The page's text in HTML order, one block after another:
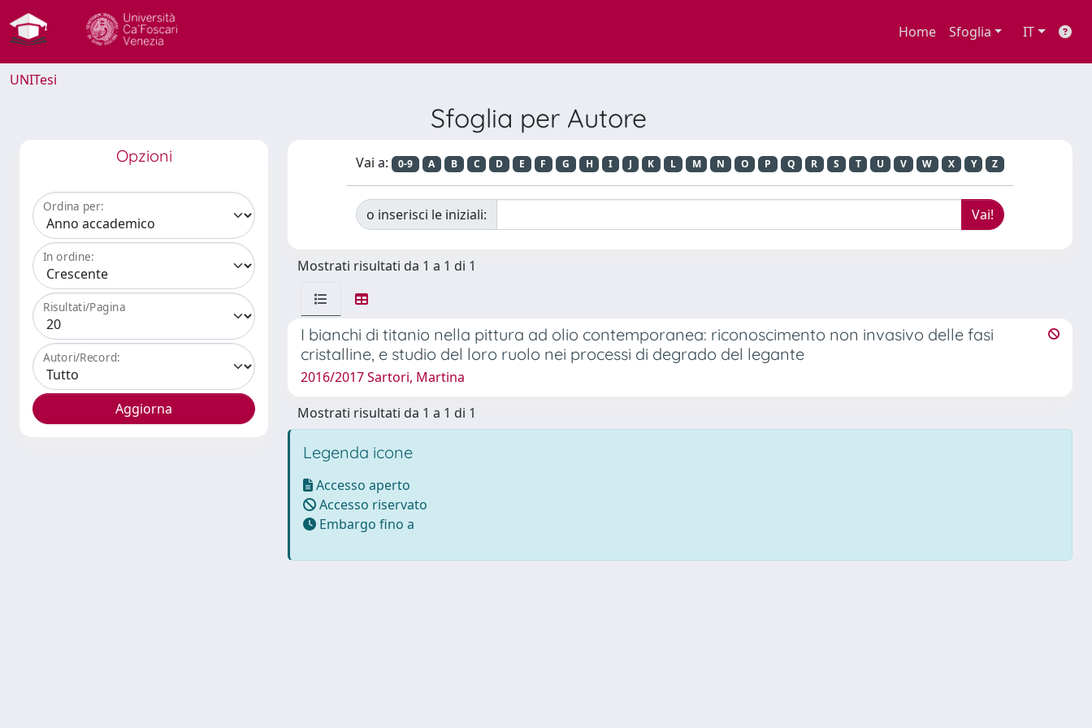
Home Sfoglia IT
UNITesi
Sfoglia per Autore
Opzioni
Ordina per:
In ordine:
Risultati/Pagina
Autori/Record:
Vai a: 0-9 A B C D E F G H I J K L M N O P Q R S T U V W X Y Z
o inserisci le iniziali:
Mostrati risultati da 1 a 1 di 1
I bianchi di titanio nella pittura ad olio contemporanea: riconoscimento non invasivo delle fasi
cristalline, e studio del loro ruolo nei processi di degrado del legante
2016/2017 Sartori, Martina
Mostrati risultati da 1 a 1 di 1
Legenda icone
Accesso aperto
Accesso riservato
Embargo fino a